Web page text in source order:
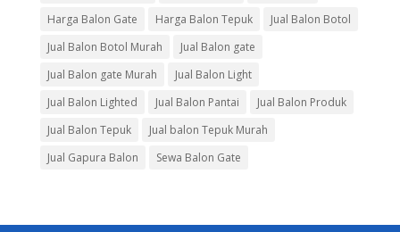
Harga Balon Gate
Harga Balon Tepuk
Jual Balon Botol
Jual Balon Botol Murah
Jual Balon gate
Jual Balon gate Murah
Jual Balon Light
Jual Balon Lighted
Jual Balon Pantai
Jual Balon Produk
Jual Balon Tepuk
Jual balon Tepuk Murah
Jual Gapura Balon
Sewa Balon Gate